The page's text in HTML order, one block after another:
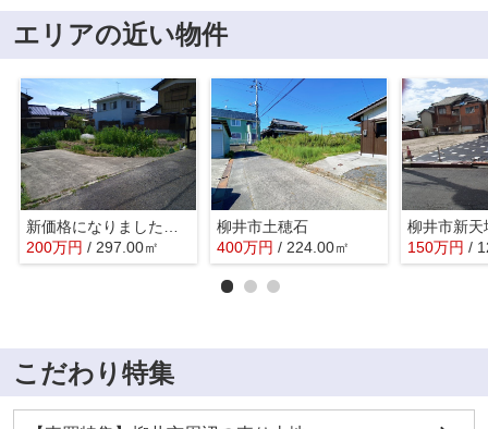
エリアの近い物件
200万円 / 297.00㎡
柳井市土穂石
400万円 / 224.00㎡
柳井市新天
150万円 /
こだわり特集